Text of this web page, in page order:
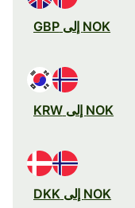
NOK إلى GBP
NOK إلى KRW
NOK إلى DKK